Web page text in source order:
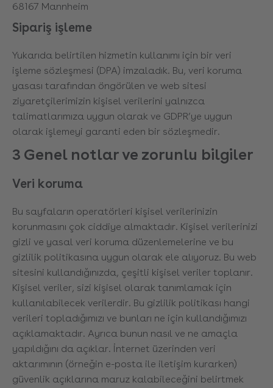
68167 Mannheim
Sipariş işleme
Yukarıda belirtilen hizmetin kullanımı için bir veri
işleme sözleşmesi (DPA) imzaladık. Bu, veri koruma
yasası tarafından öngörülen ve web sitesi
ziyaretçilerimizin kişisel verilerini yalnızca
talimatlarımıza uygun olarak ve GDPR’ye uygun
olarak işlemeyi garanti eden bir sözleşmedir.
3 Genel notlar ve zorunlu bilgiler
Veri koruma
Bu sayfaların operatörleri kişisel verilerinizin
korunmasını çok ciddiye almaktadır. Kişisel verilerinizi
gizli ve yasal veri koruma düzenlemelerine ve bu
gizlilik politikasına uygun olarak ele alıyoruz. Bu web
sitesini kullandığınızda, çeşitli kişisel veriler toplanır.
Kişisel veriler, sizi kişisel olarak tanımlamak için
kullanılabilecek verilerdir. Bu gizlilik politikası hangi
verileri topladığımızı ve bunları ne için kullandığımızı
açıklamaktadır. Ayrıca bunun nasıl ve ne amaçla
yapıldığını da açıklar. İnternet üzerinden veri
aktarımının (örneğin e-posta ile iletişim kurarken)
güvenlik açıklarına maruz kalabileceğini belirtmek